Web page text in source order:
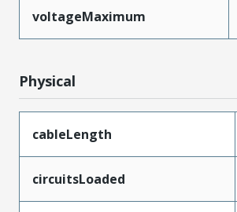
voltageMaximum
Physical
cableLength
circuitsLoaded